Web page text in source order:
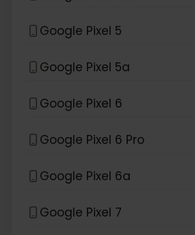
Google Pixel 5
Google Pixel 5a
Google Pixel 6
Google Pixel 6 Pro
Google Pixel 6a
Google Pixel 7